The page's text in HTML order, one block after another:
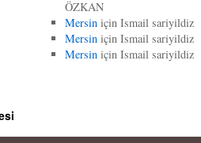
ÖZKAN
Mersiniçin Ismail sariyildiz
Mersiniçin Ismail sariyildiz
Mersiniçin Ismail sariyildiz